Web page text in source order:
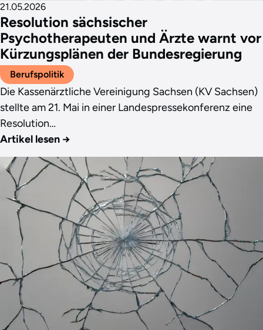
Resolution sächsischer
Psychotherapeuten und Ärzte warnt vor
Kürzungsplänen der Bundesregierung
21.05.2026
Berufspolitik
Die Kassenärztliche Vereinigung Sachsen (KV Sachsen)
stellte am 21. Mai in einer Landespressekonferenz eine
Resolution…
Artikel lesen →